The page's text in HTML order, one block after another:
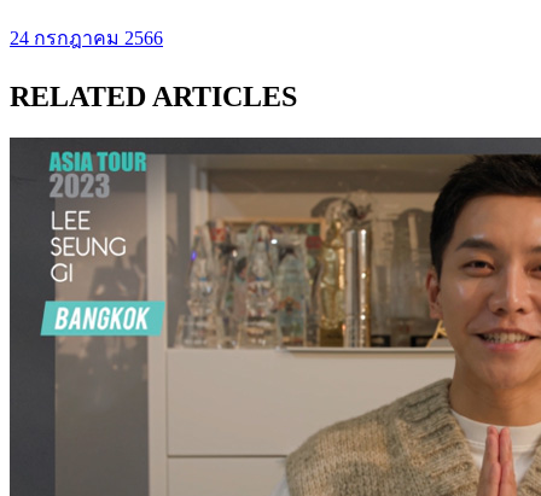
24 กรกฎาคม 2566
RELATED ARTICLES